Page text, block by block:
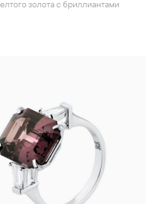
золота с бриллиантами